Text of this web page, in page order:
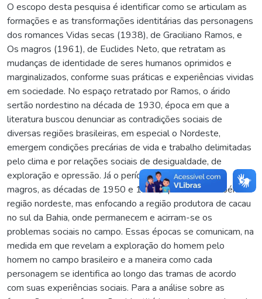
O escopo desta pesquisa é identificar como se articulam as
formações e as transformações identitárias das personagens
dos romances Vidas secas (1938), de Graciliano Ramos, e
Os magros (1961), de Euclides Neto, que retratam as
mudanças de identidade de seres humanos oprimidos e
marginalizados, conforme suas práticas e experiências vividas
em sociedade. No espaço retratado por Ramos, o árido
sertão nordestino na década de 1930, época em que a
literatura buscou denunciar as contradições sociais de
diversas regiões brasileiras, em especial o Nordeste,
emergem condições precárias de vida e trabalho delimitadas
pelo clima e por relações sociais de desigualdade, de
exploração e opressão. Já o período retratado em Os
magros, as décadas de 1950 e 1960, apresenta também a
região nordeste, mas enfocando a região produtora de cacau
no sul da Bahia, onde permanecem e acirram-se os
problemas sociais no campo. Essas épocas se comunicam, na
medida em que revelam a exploração do homem pelo
homem no campo brasileiro e a maneira como cada
personagem se identifica ao longo das tramas de acordo
com suas experiências sociais. Para a análise sobre as